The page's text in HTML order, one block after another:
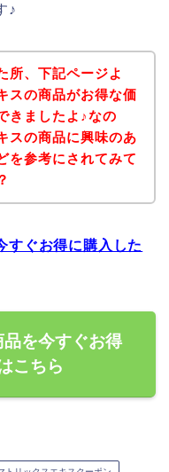
♪
所、下記ページよ
スの商品がお得な価
きましたよ♪なの
スの商品に興味のあ
を参考にされてみて
すぐお得に購入した
を今すぐお得
こちら